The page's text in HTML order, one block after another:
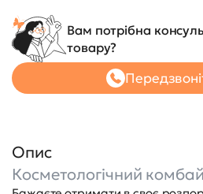
Вам потрібна
товару?
Опис
Косметологічний